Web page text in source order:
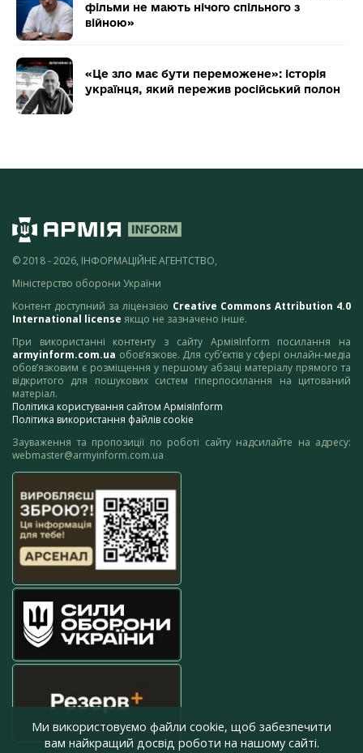
фільми не мають нічого спільного з
війною»
«Це зло має бути переможене»: історія
українця, який пережив російський полон
© 2018 - 2026, ІНФОРМАЦІЙНЕ АГЕНТСТВО,
Міністерство оборони України
Контент доступний за ліцензією Creative Commons Attribution 4.0
International license якщо не зазначено інше.
При використанні контенту з сайту АрміяInform посилання на
armyinform.com.ua обов’язкове. Для суб’єктів у сфері онлайн-медіа
обов’язковим є розміщення у першому абзаці матеріалу прямого та
відкритого для пошукових систем гіперпосилання на цитований
матеріал.
Політика користування сайтом АрміяInform
Політика використання файлів cookie
Зауваження та пропозиції по роботі сайту надсилайте на адресу:
webmaster@armyinform.com.ua
Ми використовуємо файли cookie, щоб забезпечити
вам найкращий досвід роботи на нашому сайті.